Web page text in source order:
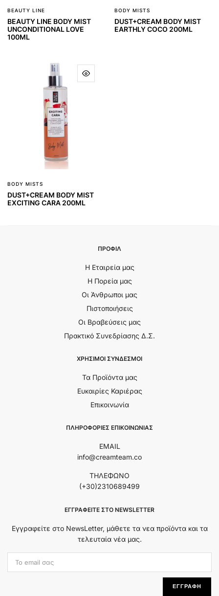
BEAUTY LINE
BEAUTY LINE BODY MIST
UNCONDITIONAL LOVE
100ML
BODY MISTS
DUST+CREAM BODY MIST
EARTHLY COCO 200ML
BODY MISTS
DUST+CREAM BODY MIST
EXCITING CARA 200ML
ΠΡΟΦΙΛ
Η Εταιρεία μας
Η Πορεία μας
Οι Άνθρωποι μας
Πιστοποιήσεις
Οι Βραβεύσεις μας
Πρακτικό Συνεδρίασης Δ.Σ.
ΧΡΗΣΙΜΟΙ ΣΥΝΔΕΣΜΟΙ
Τα Προϊόντα μας
Ευκαιρίες Καριέρας
Επικοινωνία
ΠΛΗΡΟΦΟΡΙΕΣ ΕΠΙΚΟΙΝΩΝΙΑΣ
EMAIL
info@creamteam.co
ΤΗΛΕΦΩΝΟ
(+30)2310689499
ΕΓΓΡΑΦΕΊΤΕ ΣΤΟ NEWSLETTER
Εγγραφείτε στο NewsLetter, μάθετε τα νεα προϊόντα και τα
τελευταία νέα μας.
Εmail Address:
ΕΓΓΡΑΦΗ